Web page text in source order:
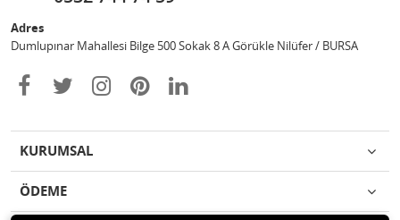
Adres
Dumlupınar Mahallesi Bilge 500 Sokak 8 A Görükle Nilüfer / BURSA
KURUMSAL
ÖDEME